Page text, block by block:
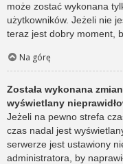
może zostać wykonana
użytkowników. Jeżeli nie
teraz jest dobry moment,
Na górę
Została wykonana
wyświetlany
Jeżeli na pewno strefa
czas nadal jest
serwerze jest ustawiony
administratora, by